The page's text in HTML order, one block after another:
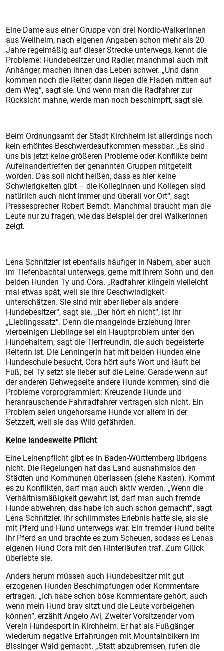
Eine Dame aus einer Gruppe von drei Nordic-Walkerinnen
aus Weilheim, nach eigenen Angaben schon mehr als 20
Jahre regelmäßig auf dieser Strecke unterwegs, kennt die
Probleme: Hundebesitzer und Radler, manchmal auch mit
Anhänger, machen ihnen das Leben schwer. „Und dann
kommen noch die Reiter, dann liegen die Fladen mitten auf
dem Weg“, sagt sie. Und wenn man die Radfahrer zur
Rücksicht mahne, werde man noch beschimpft, sagt sie.
Beim Ordnungsamt der Stadt Kirchheim ist allerdings noch
kein erhöhtes Beschwerdeaufkommen messbar. „Es sind
uns bis jetzt keine größeren Probleme oder Konflikte beim
Aufeinandertreffen der genannten Gruppen mitgeteilt
worden. Das soll nicht heißen, dass es hier keine
Schwierigkeiten gibt – die Kolleginnen und Kollegen sind
natürlich auch nicht immer und überall vor Ort“, sagt
Pressesprecher Robert Berndt. Manchmal braucht man die
Leute nur zu fragen, wie das Beispiel der drei Walkerinnen
zeigt.
Lena Schnitzler ist ebenfalls häufiger in Nabern, aber auch
im Tiefenbachtal unterwegs, gerne mit ihrem Sohn und den
beiden Hunden Ty und Cora. „Radfahrer klingeln vielleicht
mal etwas spät, weil sie ihre Geschwindigkeit
unterschätzen. Sie sind mir aber lieber als andere
Hundebesitzer“, sagt sie. „Der hört eh nicht“, ist ihr
„Lieblingssatz“. Denn die mangelnde Erziehung ihrer
vierbeinigen Lieblinge sei ein Hauptproblem unter den
Hundehaltern, sagt die Tierfreundin, die auch begeisterte
Reiterin ist. Die Lenningerin hat mit beiden Hunden eine
Hundeschule besucht, Cora hört aufs Wort und läuft bei
Fuß, bei Ty setzt sie lieber auf die Leine. Gerade wenn auf
der anderen Gehwegseite andere Hunde kommen, sind die
Probleme vorprogrammiert: Kreuzende Hunde und
heranrauschende Fahrradfahrer vertragen sich nicht. Ein
Problem seien ungehorsame Hunde vor allem in der
Setzzeit, weil sie das Wild gefährden.
Keine landesweite Pflicht
Eine Leinenpflicht gibt es in Baden-Württemberg übrigens
nicht. Die Regelungen hat das Land ausnahmslos den
Städten und Kommunen überlassen (siehe Kasten). Kommt
es zu Konflikten, darf man auch aktiv werden. „Wenn die
Verhältnismäßigkeit gewahrt ist, darf man auch fremde
Hunde abwehren, das habe ich auch schon gemacht“, sagt
Lena Schnitzler. Ihr schlimmstes Erlebnis hatte sie, als sie
mit Pferd und Hund unterwegs war. Ein fremder Hund bellte
ihr Pferd an und brachte es zum Scheuen, sodass es Lenas
eigenen Hund Cora mit den Hinterläufen traf. Zum Glück
überlebte sie.
Anders herum müssen auch Hundebesitzer mit gut
erzogenen Hunden Beschimpfungen oder Kommentare
ertragen. „Ich habe schon böse Kommentare gehört, auch
wenn mein Hund brav sitzt und die Leute vorbeigehen
können“, erzählt Angelo Avi, Zweiter Vorsitzender vom
Verein Hundesport in Kirchheim. Er hat als Fußgänger
wiederum negative Erfahrungen mit Mountainbikern im
Bissinger Wald gemacht. „Statt abzubremsen, rufen die